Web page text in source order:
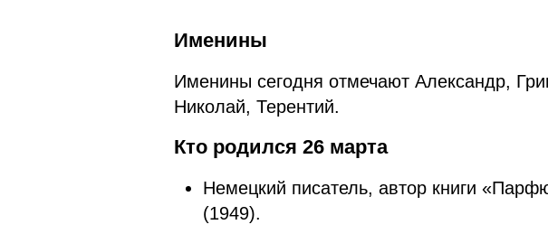
Именины
Именины сегодня отмечают Александр,
Николай, Терентий.
Кто родился 26 марта
Немецкий писатель, автор книги
(1949).